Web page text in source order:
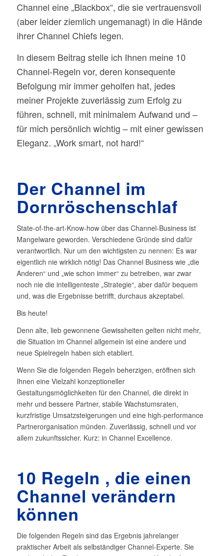
Channel eine „Blackbox“, die sie vertrauensvoll
(aber leider ziemlich ungemanagt) in die Hände
ihrer Channel Chiefslegen.
In diesem Beitrag stelle ich Ihnen meine 10
Channel-Regeln vor, deren konsequente
Befolgung mir immer geholfen hat, jedes
meiner Projekte zuverlässig zum Erfolg zu
führen, schnell, mit minimalem Aufwand und –
für mich persönlich wichtig – mit einer gewissen
Eleganz. „Work smart, not hard!“
Der Channel im
Dornröschenschlaf
State-of-the-art-Know-how über das Channel-Business ist
Mangelware geworden. Verschiedene Gründe sind dafür
verantwortlich. Nur um den wichtigsten zu nennen: Es war
eigentlich nie wirklich nötig! Das Channel Business wie „die
Anderen“ und „wie schon immer“ zu betreiben, war zwar
noch nie die intelligenteste „Strategie“, aber dafür bequem
und, was die Ergebnisse betrifft, durchaus akzeptabel.
Bis heute!
Denn alte, lieb gewonnene Gewissheiten gelten nicht mehr,
die Situation im Channel allgemein ist eine andere und
neue Spielregeln haben sich etabliert.
Wenn Sie die folgenden Regeln beherzigen, eröffnen sich
Ihnen eine Vielzahl konzeptioneller
Gestaltungsmöglichkeiten für den Channel, die direkt in
mehr und bessere Partner, stabile Wachstumsraten,
kurzfristige Umsatzsteigerungen und eine high-performance
Partnerorganisation münden. Zuverlässig, schnell und vor
allem zukunftssicher. Kurz: in Channel Excellence.
10 Regeln , die einen
Channel verändern
können
Die folgenden Regeln sind das Ergebnis jahrelanger
praktischer Arbeit als selbständiger Channel-Experte. Sie